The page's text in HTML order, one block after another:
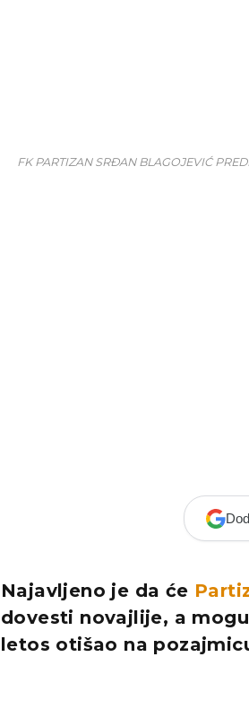
FK PARTIZAN SRĐAN BLAGOJEVIĆ
Najavljeno je da će
dovesti novajlije, a
letos otišao na